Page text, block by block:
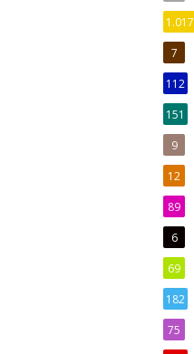
1.017
7
112
151
9
12
89
6
69
182
75